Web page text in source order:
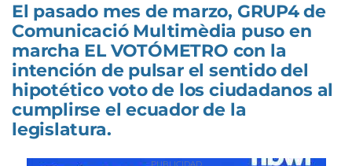
El pasado mes de marzo, GRUP4 de
Comunicació Multimèdia puso en
marcha EL VOTÓMETRO con la
intención de pulsar el sentido del
hipotético voto de los ciudadanos al
cumplirse el ecuador de la
legislatura.